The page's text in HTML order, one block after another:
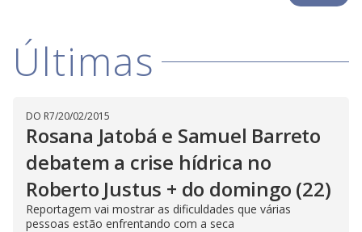
e
o
Últimas
DO R7/20/02/2015
Rosana Jatobá e Samuel Barreto
debatem a crise hídrica no
Roberto Justus + do domingo (22)
Reportagem vai mostrar as dificuldades que várias
pessoas estão enfrentando com a seca